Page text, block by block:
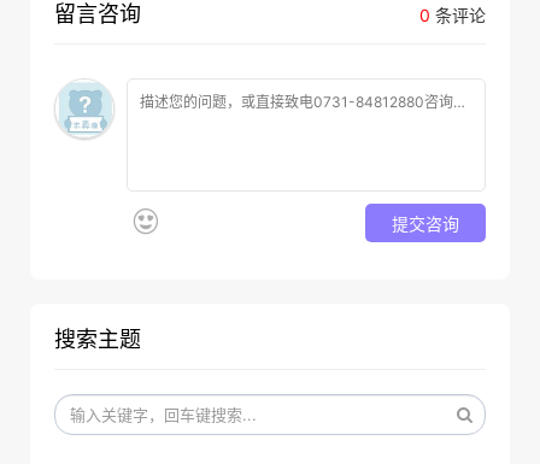
0 条评论
留言咨询
提交咨询
搜索主题